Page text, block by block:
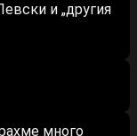
и „другия
много